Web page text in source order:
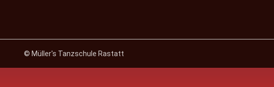
© Müller's Tanzschule Rastatt